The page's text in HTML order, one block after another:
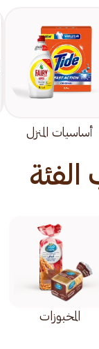
أساسيات المنزل
المخبوزات